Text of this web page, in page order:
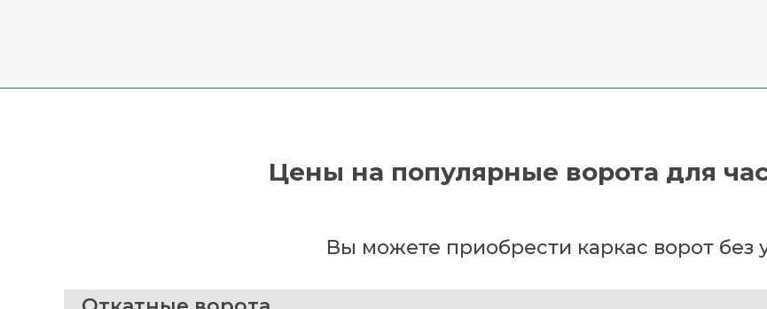
Цены на популярные ворота для
Вы можете приобрести каркас ворот без